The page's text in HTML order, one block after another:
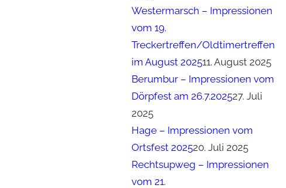
Westermarsch – Impressionen
vom 19.
Treckertreffen/Oldtimertreffen
im August 202511. August 2025
Berumbur – Impressionen vom
Dörpfest am 26.7.202527. Juli
2025
Hage – Impressionen vom
Ortsfest 202520. Juli 2025
Rechtsupweg – Impressionen
vom 21.